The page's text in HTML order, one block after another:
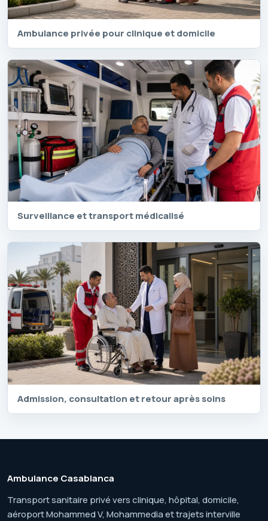
Ambulance privée pour clinique et domicile
Surveillance et transport médicalisé
Admission, consultation et retour après soins
Ambulance Casablanca
Transport sanitaire privé vers clinique, hôpital, domicile,
aéroport Mohammed V, Mohammedia et trajets interville